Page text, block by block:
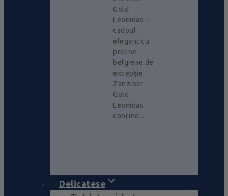
Gold
Leonidas –
cadoul
elegant cu
praline
belgiene de
excepție
Zanzibar
Gold
Leonidas
conține…
Delicatese